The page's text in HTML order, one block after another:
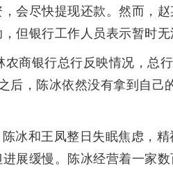
会尽快提现还款。然而，
但银行工作人员表示暂时无
商银行总行反映情况，总
后，陈冰依然没有拿到自己
冰和王凤整日失眠焦虑，精
展缓慢。陈冰经营着一家